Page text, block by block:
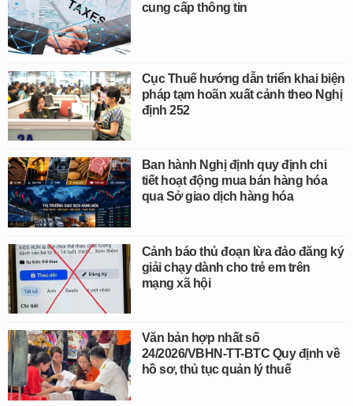
cung cấp thông tin
Cục Thuế hướng dẫn triển khai biện
pháp tạm hoãn xuất cảnh theo Nghị
định 252
Ban hành Nghị định quy định chi
tiết hoạt động mua bán hàng hóa
qua Sở giao dịch hàng hóa
Cảnh báo thủ đoạn lừa đảo đăng ký
giải chạy dành cho trẻ em trên
mạng xã hội
Văn bản hợp nhất số
24/2026/VBHN-TT-BTC Quy định về
hồ sơ, thủ tục quản lý thuế